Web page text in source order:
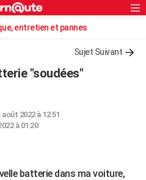
Rechercher
entretien et pannes
Sujet Suivant
"soudées"
2022 à 12:51
à 01:20
batterie dans ma voiture,